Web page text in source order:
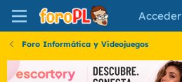
Acceder
Foro Informática y Videojuegos